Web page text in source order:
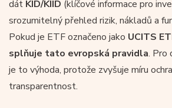
dát KID/KIID (klíčové informace pro
srozumitelný přehled rizik, nákladů a
Pokud je ETF označeno jako UCITS
splňuje tato evropská pravidla. Pro
je to výhoda, protože zvyšuje míru
transparentnost.